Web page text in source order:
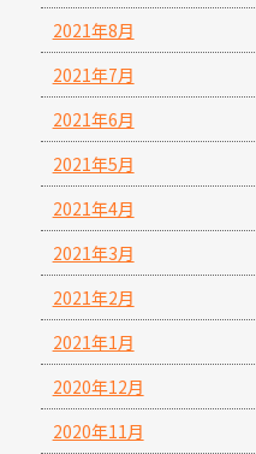
2021年8月
2021年7月
2021年6月
2021年5月
2021年4月
2021年3月
2021年2月
2021年1月
2020年12月
2020年11月